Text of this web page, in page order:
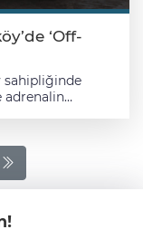
‘Off-
sahipliğinde
adrenalin
Bu yılki
çıktı. 3
açılışına,
Candaroğlu’nun
katıldı.
YAŞATMAYA